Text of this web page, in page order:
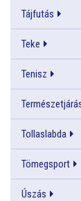
Tájfutás
Teke
Tenisz
Tollaslabda
Tömegsport
Úszás